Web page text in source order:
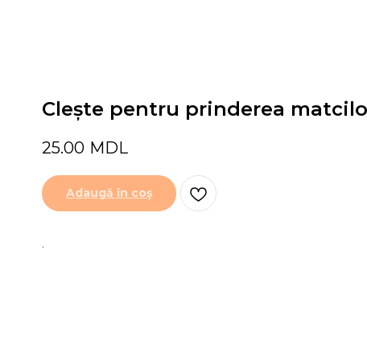
Clește pentru prinderea
25.00 MDL
Adaugă în coş
.